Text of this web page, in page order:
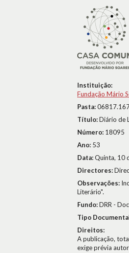
Instituição:
Fundação Mário
Pasta:
Título:Diário de
Número: 18095
Ano: 53
Data:Quinta, 10
Directores:
Observações:
Literário".
Fundo:DRR -
Tipo
Direitos:
A publicação,
exige prévia